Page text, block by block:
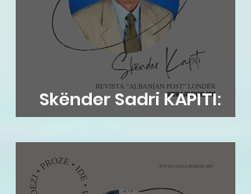
Skënder Sadri KAPITI:
Adem Jashari dhe...